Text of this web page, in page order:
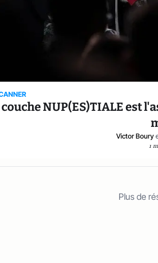
couche NUP(ES)TIALE est
Victor Boury
1
Plus de